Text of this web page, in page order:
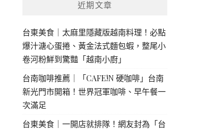
近期文章
台東美食｜太麻里隱藏版越南料理！必點
爆汁溏心蛋捲、黃金法式麵包蝦，整尾小
卷河粉鮮到驚豔「越南小廚」
台南咖啡推薦｜「CAFE!N 硬咖啡」台南
新光門市開箱！世界冠軍咖啡、早午餐一
次滿足
台東美食｜一開店就排隊！網友封為「台